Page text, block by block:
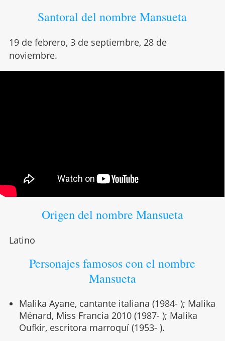
Santoral del nombre Mansueta
19 de febrero, 3 de septiembre, 28 de
noviembre.
Origen del nombre Mansueta
Latino
Personajes famosos con el nombre
Mansueta
Malika Ayane, cantante italiana (1984- ); Malika
Ménard, Miss Francia 2010 (1987- ); Malika
Oufkir, escritora marroquí (1953- ).